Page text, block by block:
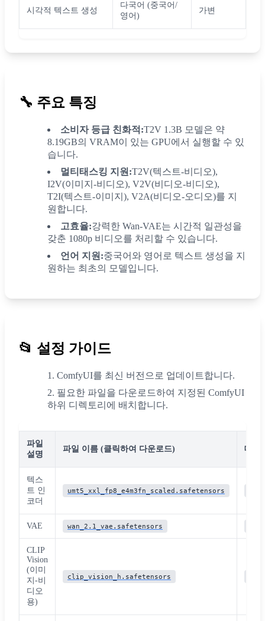
시각적 텍스트 생성
다국어 (중국어/
영어)
가변
🔧 주요 특징
소비자 등급 친화적:T2V 1.3B 모델은 약
8.19GB의 VRAM이 있는 GPU에서 실행할 수 있
습니다.
멀티태스킹 지원:T2V(텍스트-비디오),
I2V(이미지-비디오), V2V(비디오-비디오),
T2I(텍스트-이미지), V2A(비디오-오디오)를 지
원합니다.
고효율:강력한 Wan-VAE는 시간적 일관성을
갖춘 1080p 비디오를 처리할 수 있습니다.
언어 지원:중국어와 영어로 텍스트 생성을 지
원하는 최초의 모델입니다.
📂 설정 가이드
ComfyUI를 최신 버전으로 업데이트합니다.
필요한 파일을 다운로드하여 지정된 ComfyUI
하위 디렉토리에 배치합니다.
파일
설명
파일 이름 (클릭하여 다운로드) 대상
텍스
트 인
코더
umt5_xxl_fp8_e4m3fn_scaled.safetensors
VAE wan_2.1_vae.safetensors
CLIP
Vision
(이미
지-비
디오
용)
clip_vision_h.safetensors